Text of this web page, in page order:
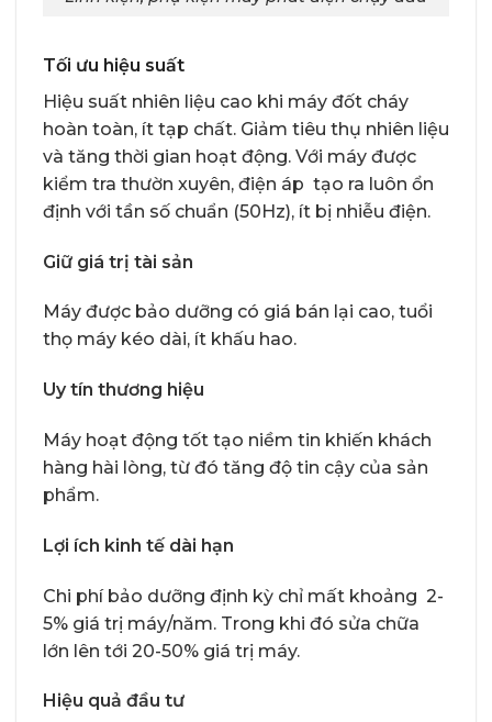
Tối ưu hiệu suất
Hiệu suất nhiên liệu cao khi máy đốt cháy
hoàn toàn, ít tạp chất. Giảm tiêu thụ nhiên liệu
và tăng thời gian hoạt động. Với máy được
kiểm tra thườn xuyên, điện áp tạo ra luôn ổn
định với tần số chuẩn (50Hz), ít bị nhiễu điện.
Giữ giá trị tài sản
Máy được bảo dưỡng có giá bán lại cao, tuổi
thọ máy kéo dài, ít khấu hao.
Uy tín thương hiệu
Máy hoạt động tốt tạo niềm tin khiến khách
hàng hài lòng, từ đó tăng độ tin cậy của sản
phẩm.
Lợi ích kinh tế dài hạn
Chi phí bảo dưỡng định kỳ chỉ mất khoảng 2-
5% giá trị máy/năm. Trong khi đó sửa chữa
lớn lên tới 20-50% giá trị máy.
Hiệu quả đầu tư